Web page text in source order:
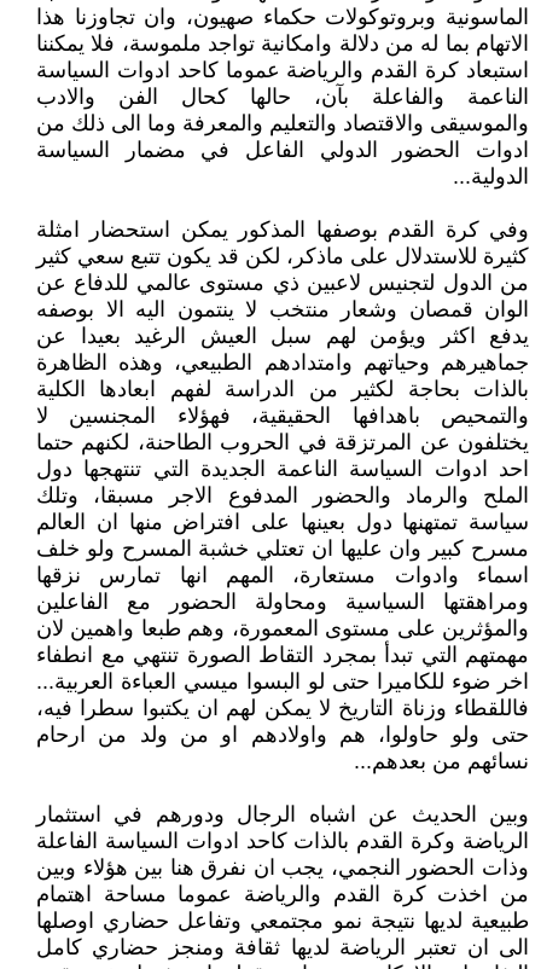
الماسونية وبروتوكولات حكماء صهيون، وان تجاوزنا هذا
الاتهام بما له من دلالة وامكانية تواجد ملموسة، فلا يمكننا
استبعاد كرة القدم والرياضة عموما كاحد ادوات السياسة
الناعمة والفاعلة بآن، حالها كحال الفن والادب
والموسيقى والاقتصاد والتعليم والمعرفة وما الى ذلك من
ادوات الحضور الدولي الفاعل في مضمار السياسة
الدولية...
وفي كرة القدم بوصفها المذكور يمكن استحضار امثلة
كثيرة للاستدلال على ماذكر، لكن قد يكون تتبع سعي كثير
من الدول لتجنيس لاعبين ذي مستوى عالمي للدفاع عن
الوان قمصان وشعار منتخب لا ينتمون اليه الا بوصفه
يدفع اكثر ويؤمن لهم سبل العيش الرغيد بعيدا عن
جماهيرهم وحياتهم وامتدادهم الطبيعي، وهذه الظاهرة
بالذات بحاجة لكثير من الدراسة لفهم ابعادها الكلية
والتمحيص باهدافها الحقيقية، فهؤلاء المجنسين لا
يختلفون عن المرتزقة في الحروب الطاحنة، لكنهم حتما
احد ادوات السياسة الناعمة الجديدة التي تنتهجها دول
الملح والرماد والحضور المدفوع الاجر مسبقا، وتلك
سياسة تمتهنها دول بعينها على افتراض منها ان العالم
مسرح كبير وان عليها ان تعتلي خشبة المسرح ولو خلف
اسماء وادوات مستعارة، المهم انها تمارس نزقها
ومراهقتها السياسية ومحاولة الحضور مع الفاعلين
والمؤثرين على مستوى المعمورة، وهم طبعا واهمين لان
مهمتهم التي تبدأ بمجرد التقاط الصورة تنتهي مع انطفاء
اخر ضوء للكاميرا حتى لو البسوا ميسي العباءة العربية...
فاللقطاء وزناة التاريخ لا يمكن لهم ان يكتبوا سطرا فيه،
حتى ولو حاولوا، هم واولادهم او من ولد من ارحام
نسائهم من بعدهم...
وبين الحديث عن اشباه الرجال ودورهم في استثمار
الرياضة وكرة القدم بالذات كاحد ادوات السياسة الفاعلة
وذات الحضور النجمي، يجب ان نفرق هنا بين هؤلاء وبين
من اخذت كرة القدم والرياضة عموما مساحة اهتمام
طبيعية لديها نتيجة نمو مجتمعي وتفاعل حضاري اوصلها
الى ان تعتبر الرياضة لديها ثقافة ومنجز حضاري كامل